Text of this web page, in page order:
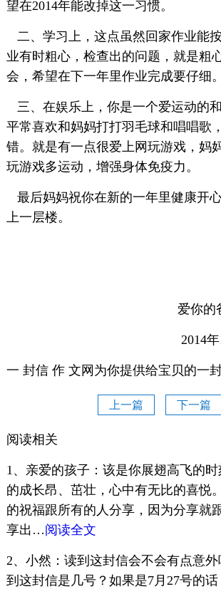
望在2014年能改掉这一习惯。
二、学习上，这点虽然回家作业能
业有时粗心，检查出的问题，就是粗
会，希望在下一年里作业完成要仔细。
三、在娱乐上，你是一个爱运动的
平常喜欢和妈妈打打羽毛球和唱唱歌
错。就是有一点很爱上网玩游戏，妈
玩游戏多运动，增强身体免疫力。
最后妈妈祝你在新的一年里健康开
上一层楼。
爱你的爸爸
2014年1月
一 封信 作 文网为你提供给宝贝的一
上一篇 下一篇
阅读相关
1、亲爱的孩子：该是你展翅高飞的
的成长昂、茁壮，心中有无比的喜悦
的祝福跟所有的人分享，因为分享就
享出…阅读全文
2、小然：读到这封信会不会有点意
到这封信是几号？如果是7月27号的